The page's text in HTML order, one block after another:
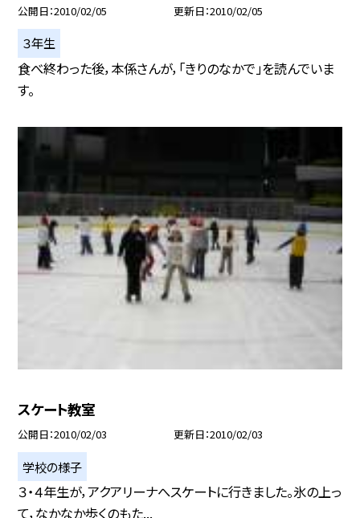
公開日 2010/02/05 更新日 2010/02/05
３年生
食べ終わった後，本係さんが，「きりのなかで」を読んでいま
す。
スケート教室
公開日 2010/02/03 更新日 2010/02/03
学校の様子
３・４年生が，アクアリーナへスケートに行きました。氷の上っ
て，なかなか歩くのもた...